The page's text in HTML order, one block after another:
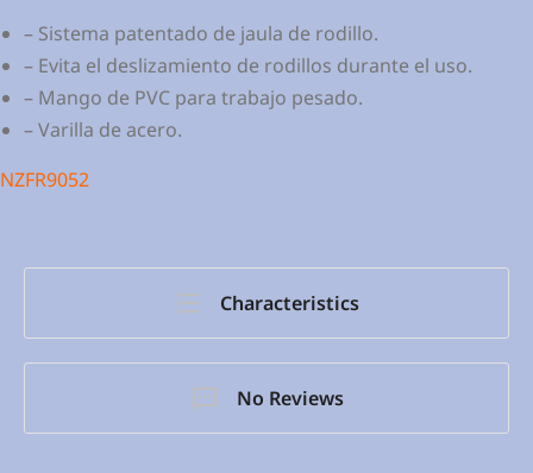
– Sistema patentado de jaula de rodillo.
– Evita el deslizamiento de rodillos durante el uso.
– Mango de PVC para trabajo pesado.
– Varilla de acero.
NZFR9052
Characteristics
No Reviews